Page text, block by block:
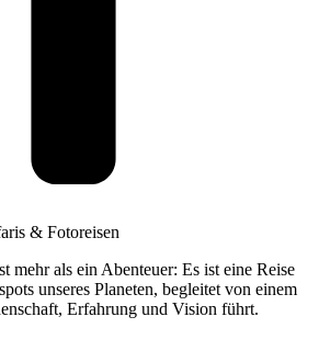
mehr als ein Abenteuer: Es ist eine Reise
unseres Planeten, begleitet von einem
Erfahrung und Vision führt.